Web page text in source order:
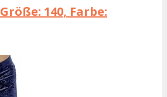
140, Farbe: